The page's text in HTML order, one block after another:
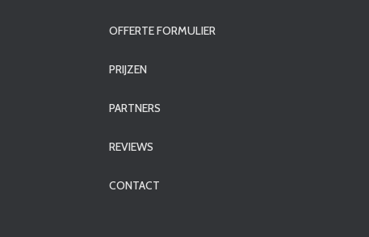
OFFERTE FORMULIER
PRIJZEN
PARTNERS
REVIEWS
CONTACT